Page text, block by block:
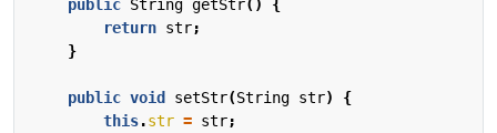
public String getStr()
{
return str;
}
public void setStr(String str)
{
this.str = str;